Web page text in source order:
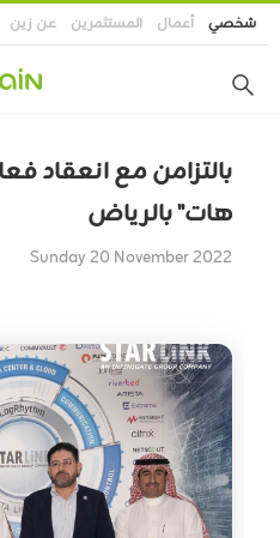
تجاوز
إلى
الرئيسي
شخصي أعمال المستثمرين عن زين
بالتزامن مع انعقاد
هات" بالرياض
Sunday 20 November 2022